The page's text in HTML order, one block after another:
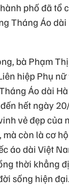
phố đã tổ
Tháng Áo dài
bà Phạm
hiệp Phụ
Áo dài
hết ngày
vẻ đẹp của
còn là cơ
áo dài Việt
thời khẳng
sống hiện